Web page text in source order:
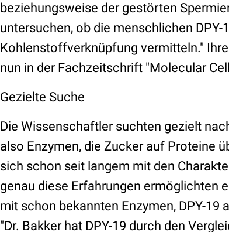
beziehungsweise der gestörten
untersuchen, ob die menschlichen DPY-
Kohlenstoffverknüpfung vermitteln."
nun in der Fachzeitschrift "Molecular
Gezielte Suche
Die Wissenschaftler suchten gezielt
also Enzymen, die Zucker auf Proteine
sich schon seit langem mit den
genau diese Erfahrungen ermöglichten
mit schon bekannten Enzymen, DPY-
"Dr. Bakker hat DPY-19 durch den